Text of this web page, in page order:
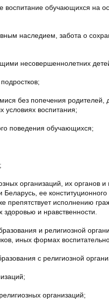
воспитание обучающихся на
наследием, забота о
несовершеннолетних
без попечения
воспитания;
поведения обучающихся;
организаций, их органов и
ее
препятствует исполнению
и нравственности.
и религиозной
иных формах
с религиозной
организаций;